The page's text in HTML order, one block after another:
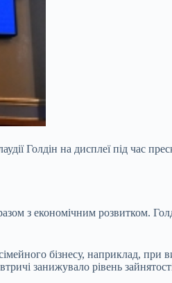
Голдін на дисплеї під час
з економічним розвитком.
бізнесу, наприклад,
занижувало рівень